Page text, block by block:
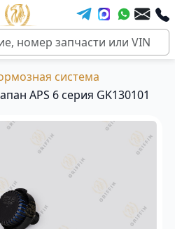
система
APS 6 серия GK130101